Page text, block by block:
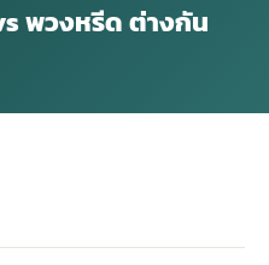
พวงหรีด ต่างกัน